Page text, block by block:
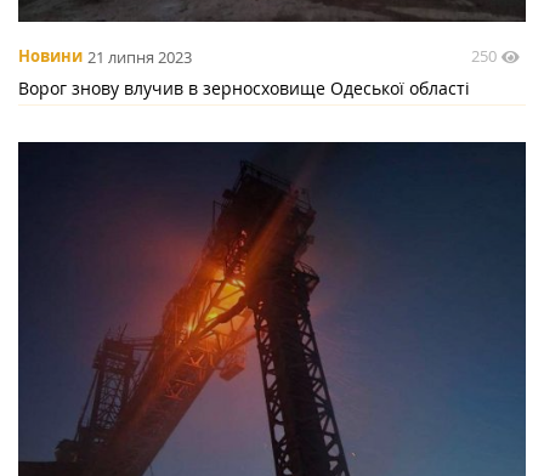
Новини 21 липня 2023 250
Ворог знову влучив в зерносховище Одеської області